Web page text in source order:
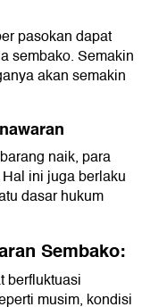
pasokan dapat
sembako. Semakin
akan semakin
naik, para
ini juga berlaku
dasar hukum
Sembako:
berfluktuasi
musim, kondisi